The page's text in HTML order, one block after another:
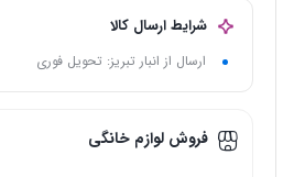
حجم کولر
شرایط ارسال کالا
ارسال از انبار تبریز: تحویل فوری
فروش لوازم خانگی